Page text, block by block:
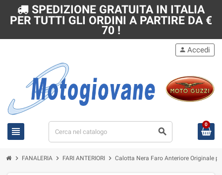
SPEDIZIONE GRATUITA IN ITALIA
PER TUTTI GLI ORDINI A PARTIRE DA €
70 !
view_headline search
person Accedi
0
chevron_right FANALERIA chevron_right FARI ANTERIORI chevron_right Calotta Nera Faro Anteriore Originale